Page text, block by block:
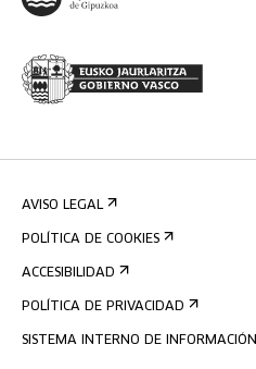
AVISO LEGAL
POLÍTICA DE COOKIES
ACCESIBILIDAD
POLÍTICA DE PRIVACIDAD
SISTEMA INTERNO DE INFORMACIÓN